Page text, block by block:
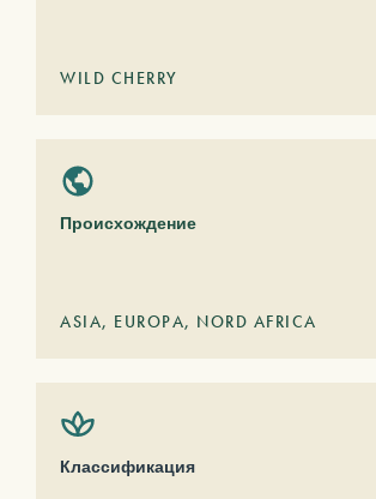
WILD CHERRY
Происхождение
ASIA, EUROPA, NORD AFRICA
Классификация